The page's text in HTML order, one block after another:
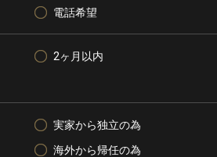
電話希望
2ヶ月以内
実家から独立の為
海外から帰任の為